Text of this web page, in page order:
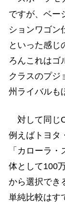
ですが、ベー
ションワゴン
といった感じ
ろんこれはゴ
クラスのプジ
州ライバルも
対して同じ
例えばトヨタ
「カローラ
体として100
から選択でき
単純比較はす